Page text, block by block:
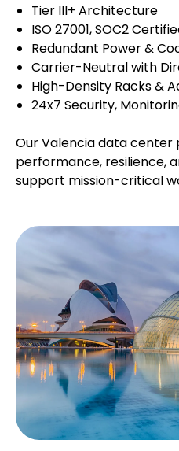
Tier III+ Architecture
ISO 27001, SOC2
Redundant Power &
Carrier-Neutral with
High-Density Racks &
24x7 Security,
Our Valencia data center
performance, resilience,
support mission-critical